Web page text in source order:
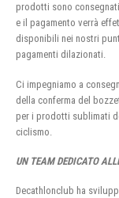
prodotti sono
e il pagamento verrà
disponibili nei nostri
pagamenti dilazionati.
Ci impegniamo a
della conferma del
per i prodotti sublimati
ciclismo.
UN TEAM DEDICATO
Decathlonclub ha